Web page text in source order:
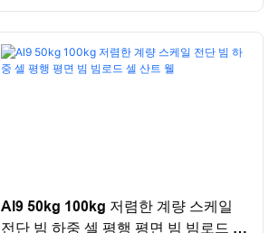
Al9 50kg 100kg 저렴한 계량 스케일
전단 빔 하중 셀 평행 평면 빔 빔로드 셀